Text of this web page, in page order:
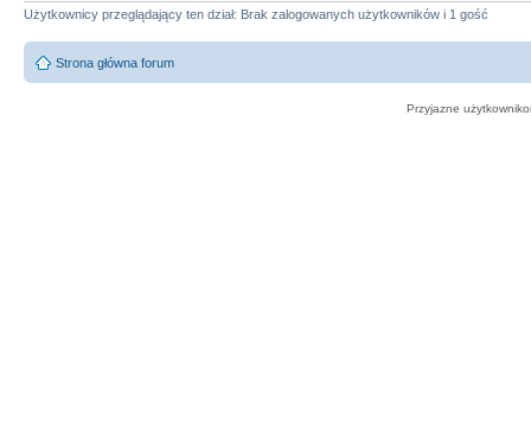
Użytkownicy przeglądający ten dział: Brak zalogowanych użytkowników i 1 gość
Strona główna forum
Przyjazne